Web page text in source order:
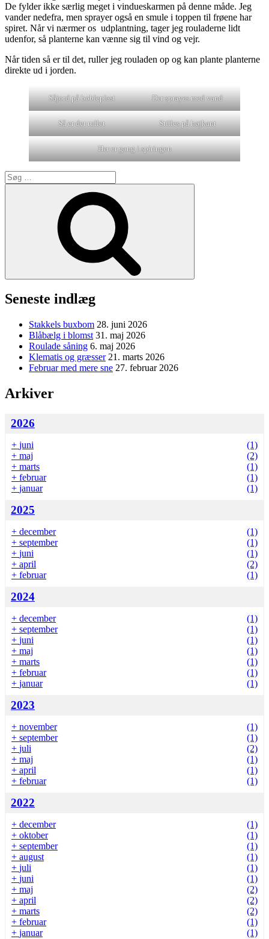
De fylder ikke særlig meget i vindueskarmen på denne måde. Jeg
vander nedefra, men sprayer også en smule i toppen til frøene har
spiret. Når vi nærmer os udplantning, tager jeg rouladerne lidt
udenfor, så planterne kan vænne sig til vind og vejr.
Når tiden så er til det, ruller jeg rouladen op og kan plante planterne
direkte ud i jorden.
Såjord på bobleplast Der sprayes med vand
Så er der rullet Stilles på højkant
Her er gang i spiringen
Søg
efter:
Seneste indlæg
Stakkels buxbom 28. juni 2026
Blåbælg i blomst 31. maj 2026
Roulade såning 6. maj 2026
Klematis og græsser 21. marts 2026
Februar med mere sne 27. februar 2026
Arkiver
2026
+ juni
(1)
+ maj
(2)
+ marts
(1)
+ februar
(1)
+ januar (1)
2025
+ december
(1)
+ september
(1)
+ juni
(1)
+ april
(2)
+ februar (1)
2024
+ december
(1)
+ september
(1)
+ juni
(1)
+ maj
(1)
+ marts
(1)
+ februar
(1)
+ januar (1)
2023
+ november
(1)
+ september
(1)
+ juli
(2)
+ maj
(1)
+ april
(1)
+ februar (1)
2022
+ december
(1)
+ oktober
(1)
+ september
(1)
+ august
(1)
+ juli
(1)
+ juni
(1)
+ maj
(2)
+ april
(2)
+ marts
(2)
+ februar
(1)
+ januar (1)